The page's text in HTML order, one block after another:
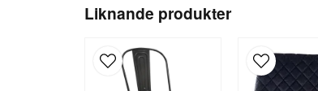
Liknande produkter